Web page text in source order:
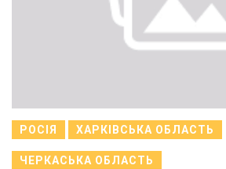
РОСІЯ ХАРКІВСЬКА ОБЛАСТЬ
ЧЕРКАСЬКА ОБЛАСТЬ